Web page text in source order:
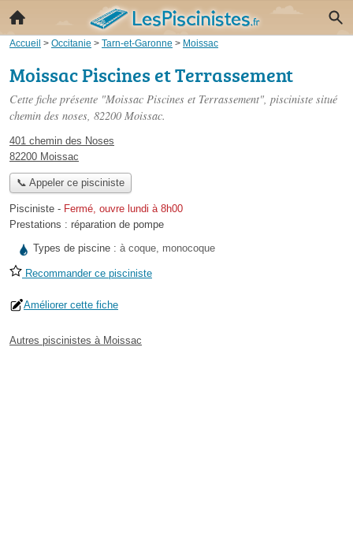
Accueil > Occitanie > Tarn-et-Garonne > Moissac
Moissac Piscines et Terrassement
Cette fiche présente "Moissac Piscines et Terrassement", pisciniste situé
chemin des noses, 82200 Moissac.
401 chemin des Noses
82200 Moissac
📞 Appeler ce pisciniste
Pisciniste - Fermé, ouvre lundi à 8h00
Prestations : réparation de pompe
Types de piscine : à coque, monocoque
Recommander ce pisciniste
Améliorer cette fiche
Autres piscinistes à Moissac